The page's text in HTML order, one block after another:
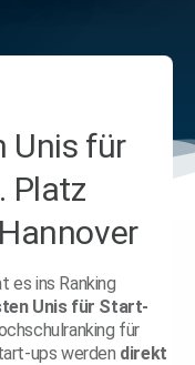
Unis für
Platz
es ins Ranking
Unis für Start-
für
ups werden direkt